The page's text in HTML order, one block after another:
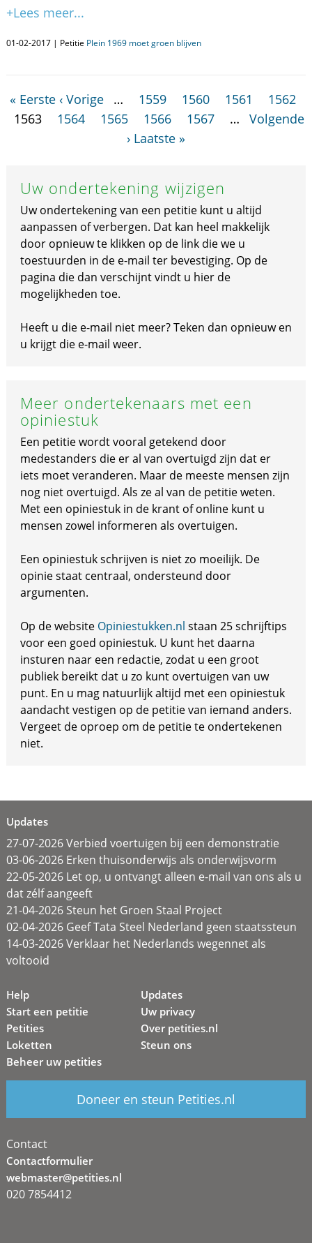
+Lees meer...
01-02-2017 | Petitie Plein 1969 moet groen blijven
« Eerste ‹ Vorige … 1559 1560 1561
1562
1563
1564 1565 1566 1567 …
Volgende
› Laatste »
Uw ondertekening wijzigen
Uw ondertekening van een petitie kunt u altijd
aanpassen of verbergen. Dat kan heel makkelijk
door opnieuw te klikken op de link die we u
toestuurden in de e-mail ter bevestiging. Op de
pagina die dan verschijnt vindt u hier de
mogelijkheden toe.
Heeft u die e-mail niet meer? Teken dan opnieuw en
u krijgt die e-mail weer.
Meer ondertekenaars met een
opiniestuk
Een petitie wordt vooral getekend door
medestanders die er al van overtuigd zijn dat er
iets moet veranderen. Maar de meeste mensen zijn
nog niet overtuigd. Als ze al van de petitie weten.
Met een opiniestuk in de krant of online kunt u
mensen zowel informeren als overtuigen.
Een opiniestuk schrijven is niet zo moeilijk. De
opinie staat centraal, ondersteund door
argumenten.
Op de website Opiniestukken.nl staan 25 schrijftips
voor een goed opiniestuk. U kunt het daarna
insturen naar een redactie, zodat u een groot
publiek bereikt dat u zo kunt overtuigen van uw
punt. En u mag natuurlijk altijd met een opiniestuk
aandacht vestigen op de petitie van iemand anders.
Vergeet de oproep om de petitie te ondertekenen
niet.
Updates
27-07-2026 Verbied voertuigen bij een demonstratie
03-06-2026 Erken thuisonderwijs als onderwijsvorm
22-05-2026 Let op, u ontvangt alleen e-mail van ons als u
dat zélf aangeeft
21-04-2026 Steun het Groen Staal Project
02-04-2026 Geef Tata Steel Nederland geen staatssteun
14-03-2026 Verklaar het Nederlands wegennet als
voltooid
Help
Start een petitie
Petities
Loketten
Beheer uw petities
Updates
Uw privacy
Over petities.nl
Steun ons
Doneer en steun Petities.nl
Contact
Contactformulier
webmaster@petities.nl
020 7854412